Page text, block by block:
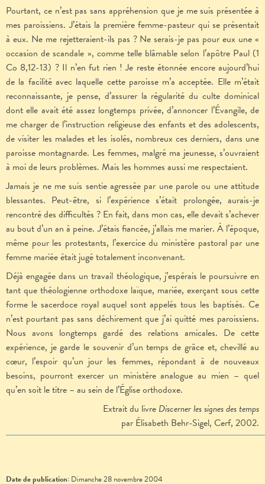
Pourtant, ce n’est pas sans appréhension que je me suis présentée à
mes paroissiens. J’étais la première femme-pasteur qui se présentait
à eux. Ne me rejetteraient-ils pas ? Ne serais-je pas pour eux une «
occasion de scandale », comme telle blâmable selon l’apôtre Paul (1
Co 8,12-13) ? Il n’en fut rien ! Je reste étonnée encore aujourd’hui
de la facilité avec laquelle cette paroisse m’a acceptée. Elle m’était
reconnaissante, je pense, d’assurer la régularité du culte dominical
dont elle avait été assez longtemps privée, d’annoncer l’Évangile, de
me charger de l’instruction religieuse des enfants et des adolescents,
de visiter les malades et les isolés, nombreux ces derniers, dans une
paroisse montagnarde. Les femmes, malgré ma jeunesse, s’ouvraient
à moi de leurs problèmes. Mais les hommes aussi me respectaient.
Jamais je ne me suis sentie agressée par une parole ou une attitude
blessantes. Peut-être, si l’expérience s’était prolongée, aurais-je
rencontré des difficultés ? En fait, dans mon cas, elle devait s’achever
au bout d’un an à peine. J’étais fiancée, j’allais me marier. À l’époque,
même pour les protestants, l’exercice du ministère pastoral par une
femme mariée était jugé totalement inconvenant.
Déjà engagée dans un travail théologique, j’espérais le poursuivre en
tant que théologienne orthodoxe laïque, mariée, exerçant sous cette
forme le sacerdoce royal auquel sont appelés tous les baptisés. Ce
n’est pourtant pas sans déchirement que j’ai quitté mes paroissiens.
Nous avons longtemps gardé des relations amicales. De cette
expérience, je garde le souvenir d’un temps de grâce et, chevillé au
cœur, l’espoir qu’un jour les femmes, répondant à de nouveaux
besoins, pourront exercer un ministère analogue au mien – quel
qu’en soit le titre – au sein de l’Église orthodoxe.
Extrait du livre Discerner les signes des temps
par Élisabeth Behr-Sigel, Cerf, 2002.
Date de publication: Dimanche 28 novembre 2004